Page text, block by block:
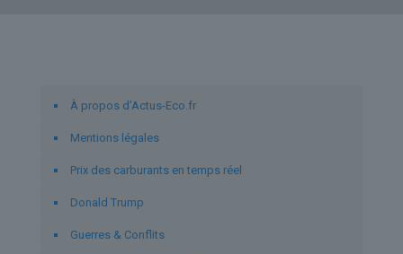
À propos d’Actus-Eco.fr
Mentions légales
Prix des carburants en temps réel
Donald Trump
Guerres & Conflits